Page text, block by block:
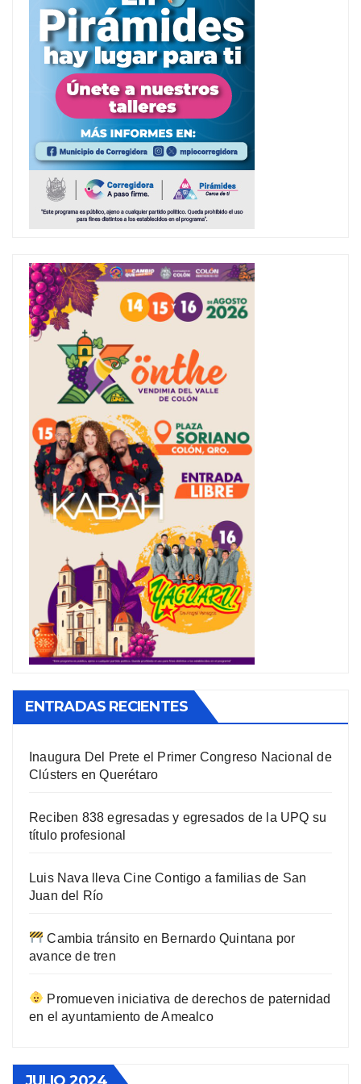
ENTRADAS RECIENTES
Inaugura Del Prete el Primer Congreso Nacional de
Clústers en Querétaro
Reciben 838 egresadas y egresados de la UPQ su
título profesional
Luis Nava lleva Cine Contigo a familias de San
Juan del Río
Cambia tránsito en Bernardo Quintana por
avance de tren
Promueven iniciativa de derechos de paternidad
en el ayuntamiento de Amealco
JULIO 2024